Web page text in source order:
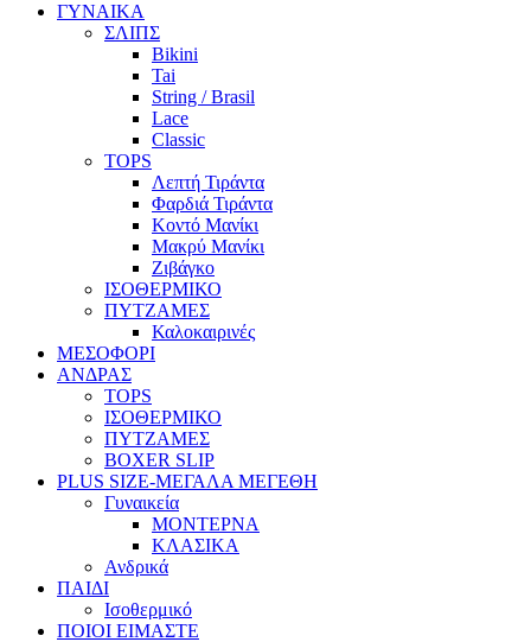
ΓΥΝΑΙΚΑ
ΣΛΙΠΣ
Bikini
Tai
String / Brasil
Lace
Classic
TOPS
Λεπτή Τιράντα
Φαρδιά Τιράντα
Κοντό Μανίκι
Μακρύ Μανίκι
Ζιβάγκο
ΙΣΟΘΕΡΜΙΚΟ
ΠΥΤΖΑΜΕΣ
Καλοκαιρινές
ΜΕΣΟΦΟΡΙ
ΑΝΔΡΑΣ
TOPS
ΙΣΟΘΕΡΜΙΚΟ
ΠΥΤΖΑΜΕΣ
BOXER SLIP
PLUS SIZE-ΜΕΓΑΛΑ ΜΕΓΕΘΗ
Γυναικεία
ΜΟΝΤΕΡΝΑ
ΚΛΑΣΙΚΑ
Ανδρικά
ΠΑΙΔΙ
Ισοθερμικό
ΠΟΙΟΙ ΕΙΜΑΣΤΕ